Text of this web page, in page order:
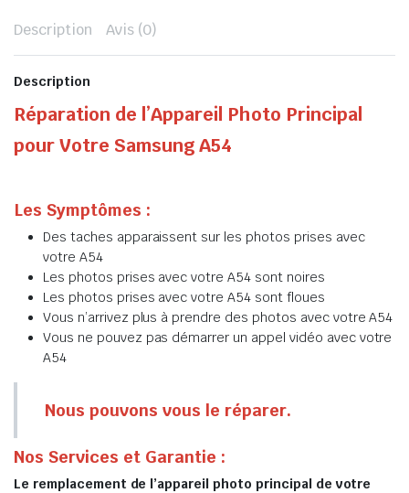
Description Avis (0)
Description
Réparation de l’Appareil Photo Principal
pour Votre Samsung A54
Les Symptômes :
Des taches apparaissent sur les photos prises avec
votre A54
Les photos prises avec votre A54 sont noires
Les photos prises avec votre A54 sont floues
Vous n’arrivez plus à prendre des photos avec votre A54
Vous ne pouvez pas démarrer un appel vidéo avec votre
A54
Nous pouvons vous le réparer.
Nos Services et Garantie :
Le remplacement de l’appareil photo principal de votre